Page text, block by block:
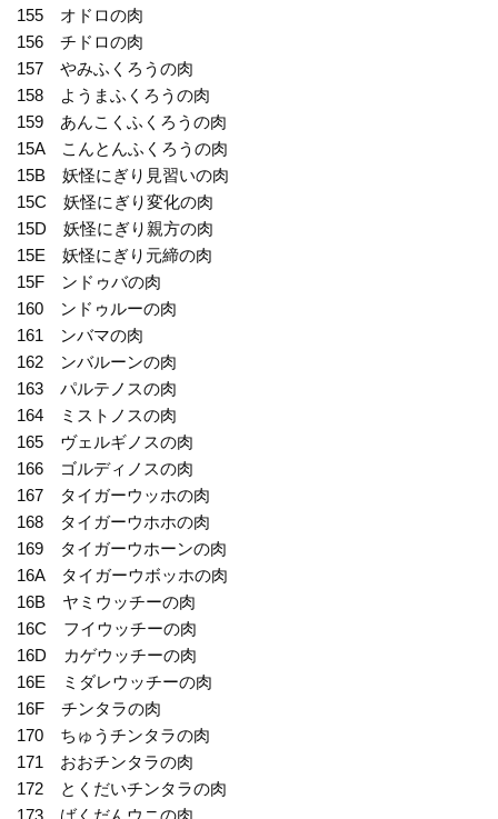
155 オドロの肉
156 チドロの肉
157 やみふくろうの肉
158 ようまふくろうの肉
159 あんこくふくろうの肉
15A こんとんふくろうの肉
15B 妖怪にぎり見習いの肉
15C 妖怪にぎり変化の肉
15D 妖怪にぎり親方の肉
15E 妖怪にぎり元締の肉
15F ンドゥバの肉
160 ンドゥルーの肉
161 ンバマの肉
162 ンバルーンの肉
163 パルテノスの肉
164 ミストノスの肉
165 ヴェルギノスの肉
166 ゴルディノスの肉
167 タイガーウッホの肉
168 タイガーウホホの肉
169 タイガーウホーンの肉
16A タイガーウボッホの肉
16B ヤミウッチーの肉
16C フイウッチーの肉
16D カゲウッチーの肉
16E ミダレウッチーの肉
16F チンタラの肉
170 ちゅうチンタラの肉
171 おおチンタラの肉
172 とくだいチンタラの肉